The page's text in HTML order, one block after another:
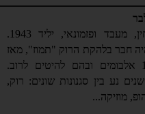
תופים:אמיר ברסלר
קלידים ותיכנותים: פטריק
סבג
גיטרות:עודד דיסטלמן
מיקס:
זמר, מלחין, מעבד ופזמונאי, יליד 1943.
1974 היה חבר בלהקת הרוק "תמוז", מאז
הוציא 11 אלבומים ובהם להיטים לרוב.
נע בין סגנונות שונים: רוק,
מוזיקה...